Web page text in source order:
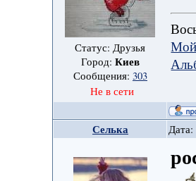
Статус: Друзья
Город: Киев
Сообщения: 303
Не в сети
Селька Дата: